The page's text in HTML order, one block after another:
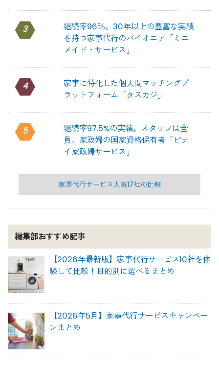
3
継続率96％。30年以上の豊富な実績
を持つ家事代行のパイオニア「ミニ
メイド・サービス」
4
家事に特化した個人間マッチングプ
ラットフォーム「タスカジ」
5
継続率97.5%の実績。スタッフは全
員、家政婦の国家資格保有者「ピナ
イ家政婦サービス」
家事代行サービス人気17社の比較
編集部おすすめ記事
【2026年最新版】家事代行サービス10社を体
験して比較！目的別に選べるまとめ
【2026年5月】家事代行サービスキャンペー
ンまとめ